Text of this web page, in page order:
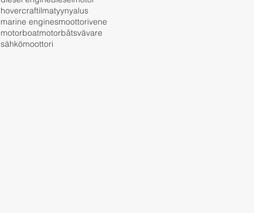
hovercraftilmatyynyalus
marine enginesmoottorivene
motorboatmotorbåtsvävare
sähkömoottori